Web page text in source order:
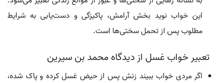
این خواب نوید بخش آرامش، پاکیزگی و دست‌یابی به شرایط
مطلوب پس از تحمل سختی‌ها است.
تعبیر خواب غسل از دیدگاه محمد بن سیرین
اگر مردی خواب ببیند زنش پس از حیض غسل کرده و پاک شده،